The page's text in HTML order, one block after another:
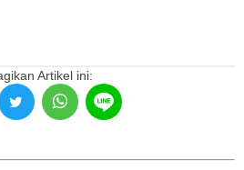
Artikel ini: